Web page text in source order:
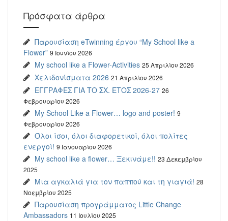
Πρόσφατα άρθρα
Παρουσίαση eTwinning έργου “My School like a
Flower” 9 Ιουνίου 2026
My school like a Flower-Activities 25 Απριλίου 2026
Χελιδονίσματα 2026 21 Απριλίου 2026
ΕΓΓΡΑΦΕΣ ΓΙΑ ΤΟ ΣΧ. ΕΤΟΣ 2026-27 26
Φεβρουαρίου 2026
My School Like a Flower… logo and poster! 9
Φεβρουαρίου 2026
Όλοι ίσοι, όλοι διαφορετικοί, όλοι πολίτες
ενεργοί! 9 Ιανουαρίου 2026
My school like a flower… Ξεκινάμε!! 23 Δεκεμβρίου
2025
Μια αγκαλιά για τον παππού και τη γιαγιά! 28
Νοεμβρίου 2025
Παρουσίαση προγράμματος Little Change
Ambassadors 11 Ιουλίου 2025